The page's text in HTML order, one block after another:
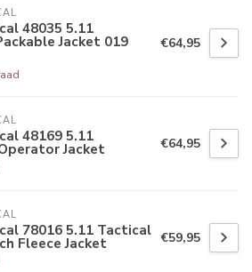
48035 5.11
Jacket 019 €64,95
48169 5.11
Jacket €64,95
78016 5.11 Tactical
Fleece Jacket €59,95